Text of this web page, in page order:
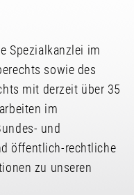
Spezialkanzlei im
sowie des
mit derzeit über 35
im
und
öffentlich-rechtliche
zu unseren